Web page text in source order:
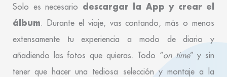
Solo es necesario descargar la App y crear el
álbum. Durante el viaje, vas contando, más o menos
extensamente tu experiencia a modo de diario y
añadiendo las fotos que quieras. Todo “on time” y sin
tener que hacer una tediosa selección y montaje a la